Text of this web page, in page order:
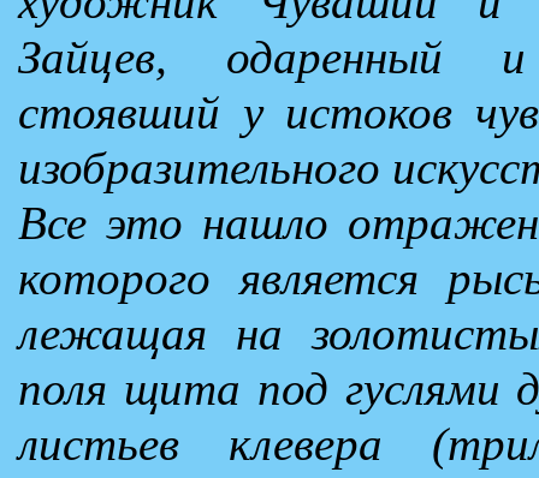
Зайцев, одаренный
стоявший у истоков
изобразительного
Все это нашло
которого является
лежащая на
поля щита под гуслями
листьев клевера